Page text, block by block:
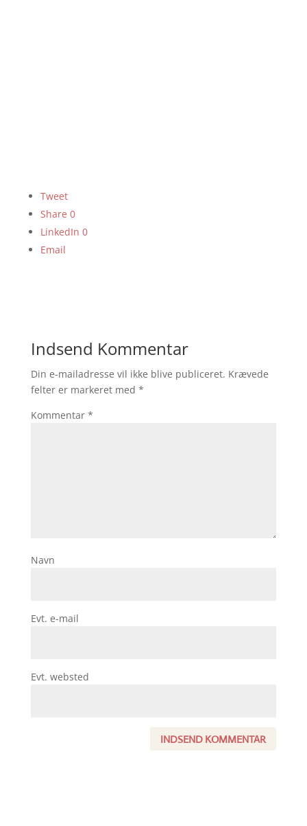
Tweet
Share 0
LinkedIn 0
Email
Indsend Kommentar
Din e-mailadresse vil ikke blive publiceret. Krævede
felter er markeret med *
Kommentar *
Navn
Evt. e-mail
Evt. websted